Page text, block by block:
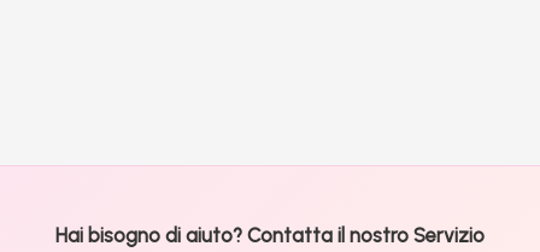
Hai bisogno di aiuto? Contatta il nostro Servizio